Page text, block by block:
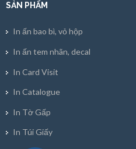
SẢN PHẨM
In ấn bao bì, vỏ hộp
In ấn tem nhãn, decal
In Card Visit
In Catalogue
In Tờ Gấp
In Túi Giấy